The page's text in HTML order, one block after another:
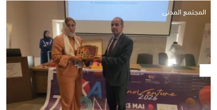
المجتمع المدني